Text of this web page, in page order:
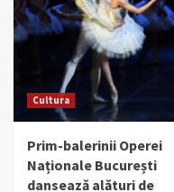
Cultura
Prim-balerinii Operei
Naționale București
dansează alături de